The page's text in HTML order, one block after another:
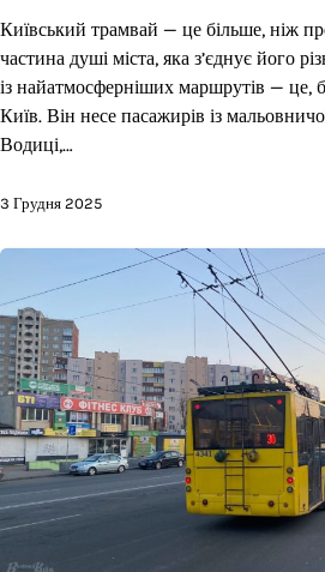
Київський трамвай — це більше, ніж
частина душі міста, яка з’єднує його
із найатмосферніших маршрутів — це,
Київ. Він несе пасажирів із
Водиці,…
3 Грудня 2025